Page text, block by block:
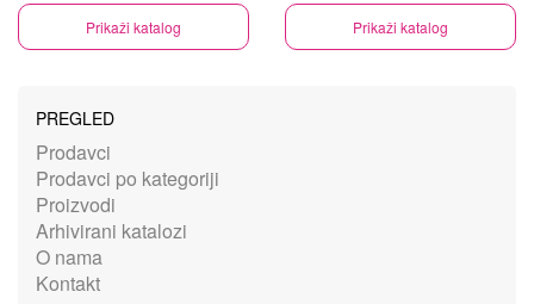
Prikaži katalog Prikaži katalog
PREGLED
Prodavci
Prodavci po kategoriji
Proizvodi
Arhivirani katalozi
O nama
Kontakt